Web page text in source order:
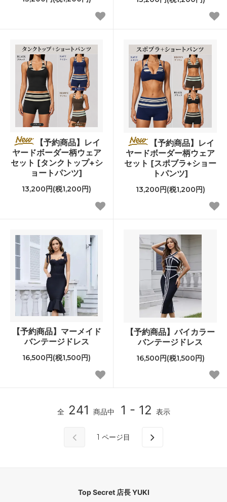
【予約商品】レイ
ヤードボーダー柄ウェア
セット [タンクトップ+シ
ョートパンツ]
13,200円(税1,200円)
【予約商品】レイ
ヤードボーダー柄ウェア
セット [スポブラ+ショー
トパンツ]
13,200円(税1,200円)
【予約商品】マーメイド
バンテージドレス
16,500円(税1,500円)
【予約商品】バイカラー
バンテージドレス
16,500円(税1,500円)
全 241 商品中 1 - 12 表示
1 ページ目
Top Secret 店長 YUKI